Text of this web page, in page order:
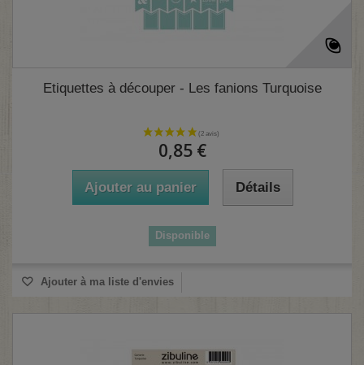
Etiquettes à découper - Les fanions Turquoise
0,85 €
Ajouter au panier Détails
Disponible
Ajouter à ma liste d'envies